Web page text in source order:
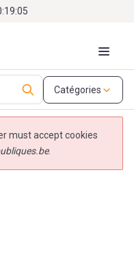
main content
Catégories
must accept cookies
.